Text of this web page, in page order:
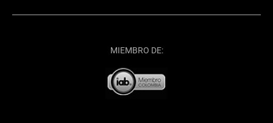
MIEMBRO DE: